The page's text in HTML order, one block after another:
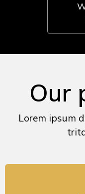
Our
Lorem ipsum